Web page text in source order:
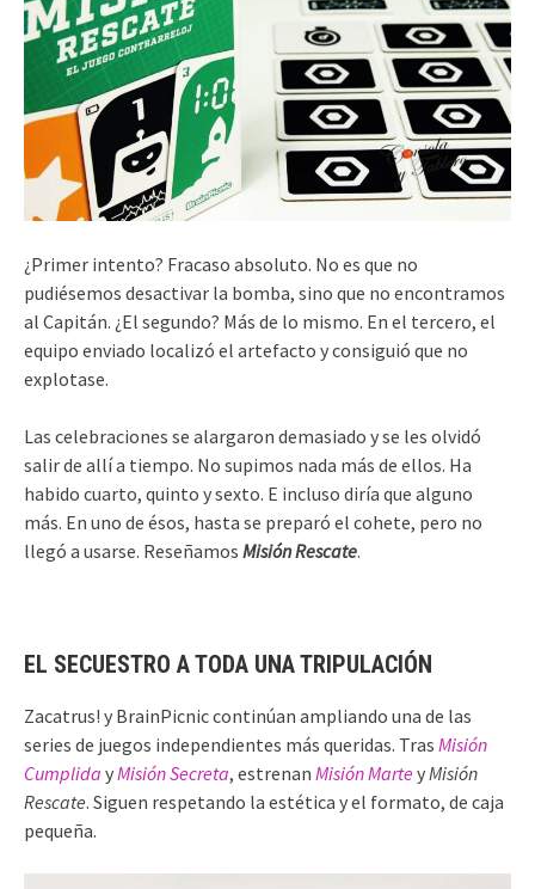
¿Primer intento? Fracaso absoluto. No es que no
pudiésemos desactivar la bomba, sino que no encontramos
al Capitán. ¿El segundo? Más de lo mismo. En el tercero, el
equipo enviado localizó el artefacto y consiguió que no
explotase.
Las celebraciones se alargaron demasiado y se les olvidó
salir de allí a tiempo. No supimos nada más de ellos. Ha
habido cuarto, quinto y sexto. E incluso diría que alguno
más. En uno de ésos, hasta se preparó el cohete, pero no
llegó a usarse. Reseñamos Misión Rescate.
EL SECUESTRO A TODA UNA TRIPULACIÓN
Zacatrus! y BrainPicnic continúan ampliando una de las
series de juegos independientes más queridas. Tras Misión
Cumplida yMisión Secreta, estrenan Misión MarteyMisión
Rescate. Siguen respetando la estética y el formato, de caja
pequeña.